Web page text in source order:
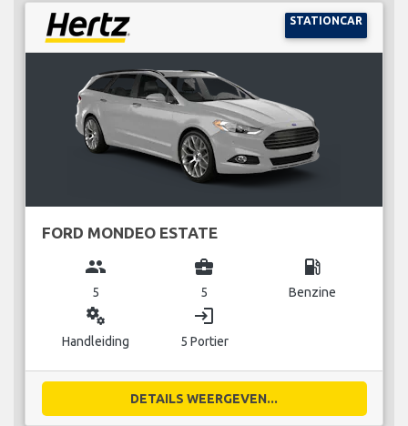
STATIONCAR
FORD MONDEO ESTATE
group
5
business_center
5
local_gas_station
Benzine
miscellaneous_services
Handleiding
login
5 Portier
DETAILS WEERGEVEN...